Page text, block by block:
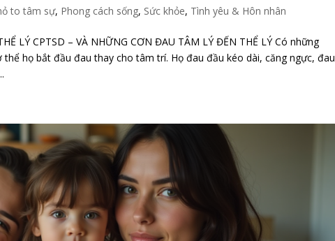
to tâm sự, Phong cách sống, Sức khỏe, Tình yêu & Hôn nhân
LÝ CPTSD – VÀ NHỮNG CƠN ĐAU TÂM LÝ ĐẾN THỂ LÝ Có những
họ bắt đầu đau thay cho tâm trí. Họ đau đầu kéo dài, căng ngực, đau